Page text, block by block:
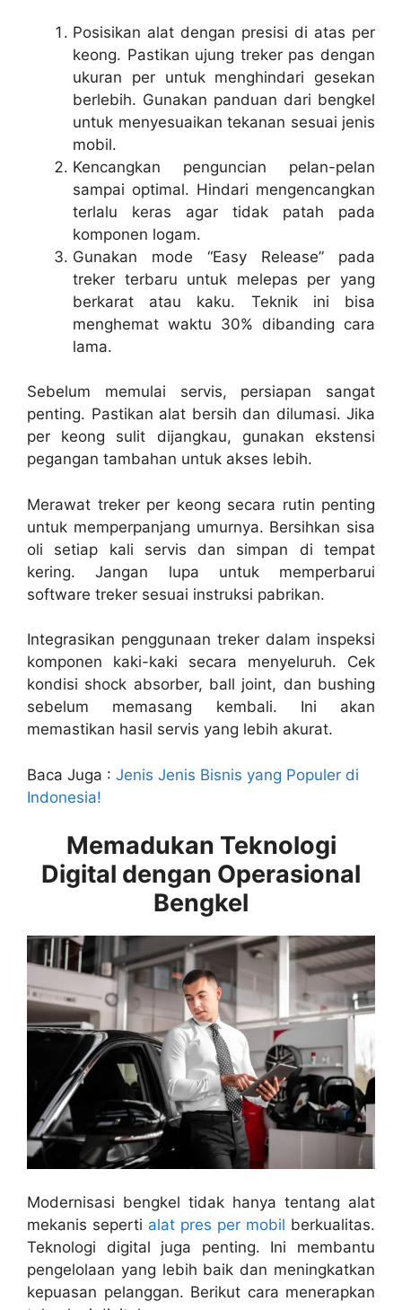
Posisikan alat dengan presisi di atas per
keong. Pastikan ujung treker pas dengan
ukuran per untuk menghindari gesekan
berlebih. Gunakan panduan dari bengkel
untuk menyesuaikan tekanan sesuai jenis
mobil.
Kencangkan penguncian pelan-pelan
sampai optimal. Hindari mengencangkan
terlalu keras agar tidak patah pada
komponen logam.
Gunakan mode “Easy Release” pada
treker terbaru untuk melepas per yang
berkarat atau kaku. Teknik ini bisa
menghemat waktu 30% dibanding cara
lama.
Sebelum memulai servis, persiapan sangat
penting. Pastikan alat bersih dan dilumasi. Jika
per keong sulit dijangkau, gunakan ekstensi
pegangan tambahan untuk akses lebih.
Merawat treker per keong secara rutin penting
untuk memperpanjang umurnya. Bersihkan sisa
oli setiap kali servis dan simpan di tempat
kering. Jangan lupa untuk memperbarui
software treker sesuai instruksi pabrikan.
Integrasikan penggunaan treker dalam inspeksi
komponen kaki-kaki secara menyeluruh. Cek
kondisi shock absorber, ball joint, dan bushing
sebelum memasang kembali. Ini akan
memastikan hasil servis yang lebih akurat.
Baca Juga : Jenis Jenis Bisnis yang Populer di
Indonesia!
Memadukan Teknologi
Digital dengan Operasional
Bengkel
Modernisasi bengkel tidak hanya tentang alat
mekanis seperti alat pres per mobil berkualitas.
Teknologi digital juga penting. Ini membantu
pengelolaan yang lebih baik dan meningkatkan
kepuasan pelanggan. Berikut cara menerapkan